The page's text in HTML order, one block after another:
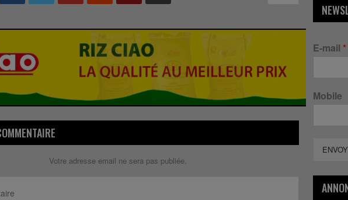
Votre adresse email ne sera pas publiée.
E-mail *
Mobile